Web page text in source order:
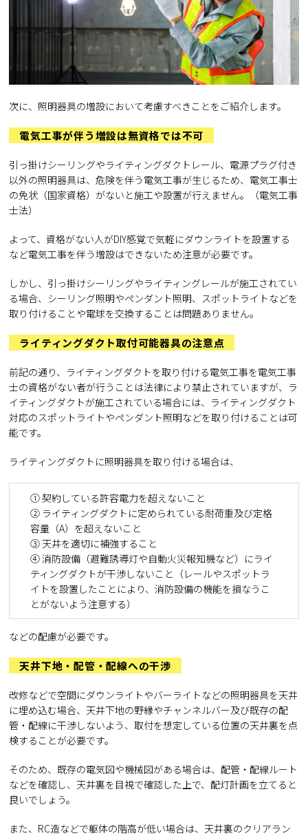
次に、照明器具の増設において考慮すべきことをご紹介します。
電気工事が伴う増設は無資格では不可
引っ掛けシーリングやライティングダクトレール、電源プラグ付き
以外の照明器具は、危険を伴う電気工事が生じるため、電気工事士
の免状（国家資格）がないと施工や設置が行えません。（電気工事
士法）
よって、資格がない人がDIY感覚で気軽にダウンライトを設置する
など電気工事を伴う増設はできないため注意が必要です。
しかし、引っ掛けシーリングやライティングレールが施工されてい
る場合、シーリング照明やペンダント照明、スポットライトなどを
取り付けることや電球を交換することは問題ありません。
ライティングダクト取付可能器具の注意点
前記の通り、ライティングダクトを取り付ける電気工事を電気工事
士の資格がない者が行うことは法律により禁止されていますが、ラ
イティングダクトが施工されている場合には、ライティングダクト
対応のスポットライトやペンダント照明などを取り付けることは可
能です。
ライティングダクトに照明器具を取り付ける場合は、
① 契約している許容電力を超えないこと
② ライティングダクトに定められている耐荷重及び定格
容量（A）を超えないこと
③ 天井を適切に補強すること
④ 消防設備（避難誘導灯や自動火災報知機など）にライ
ティングダクトが干渉しないこと（レールやスポットラ
イトを設置したことにより、消防設備の機能を損なうこ
とがないよう注意する）
などの配慮が必要です。
天井下地・配管・配線への干渉
改修などで空間にダウンライトやバーライトなどの照明器具を天井
に埋め込む場合、天井下地の野縁やチャンネルバー及び既存の配
管・配線に干渉しないよう、取付を想定している位置の天井裏を点
検することが必要です。
そのため、既存の電気図や機械図がある場合は、配管・配線ルート
などを確認し、天井裏を目視で確認した上で、配灯計画を立てると
良いでしょう。
また、RC造などで躯体の階高が低い場合は、天井裏のクリアラン